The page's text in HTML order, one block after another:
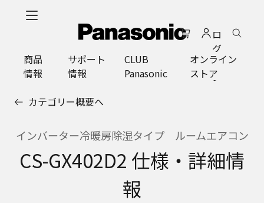
ロ
グ
イ
ン
商品
情報
サポート
情報
CLUB
Panasonic
オンライン
ストア
カテゴリー概要へ
インバーター冷暖房除湿タイプ ルームエアコン
CS-GX402D2 仕様・詳細情
報